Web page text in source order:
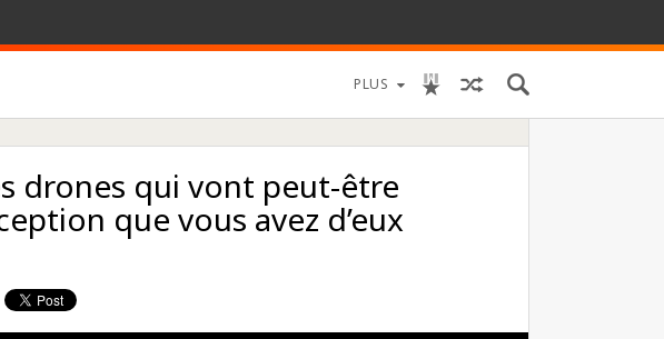
PLUS
drones qui vont peut-être
que vous avez d’eux